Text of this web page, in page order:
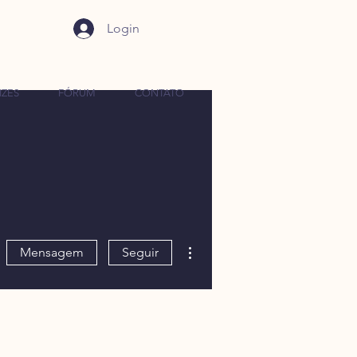
FÓRUM CONTATO
Login
Mensagem Seguir